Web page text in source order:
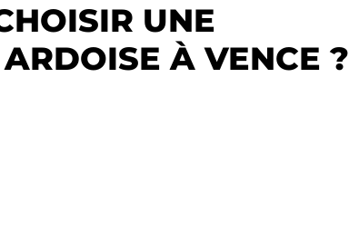
UNE
À VENCE ?